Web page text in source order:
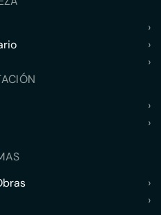
›
›
›
›
›
›
›